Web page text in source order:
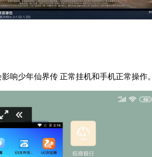
响少年仙界传 正常挂机和手机正常操作。